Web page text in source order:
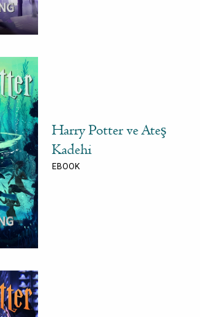
Harry Potter ve Ateş
Kadehi
EBOOK